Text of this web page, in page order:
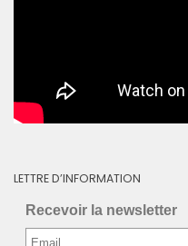
LETTRE D’INFORMATION
Recevoir la newsletter